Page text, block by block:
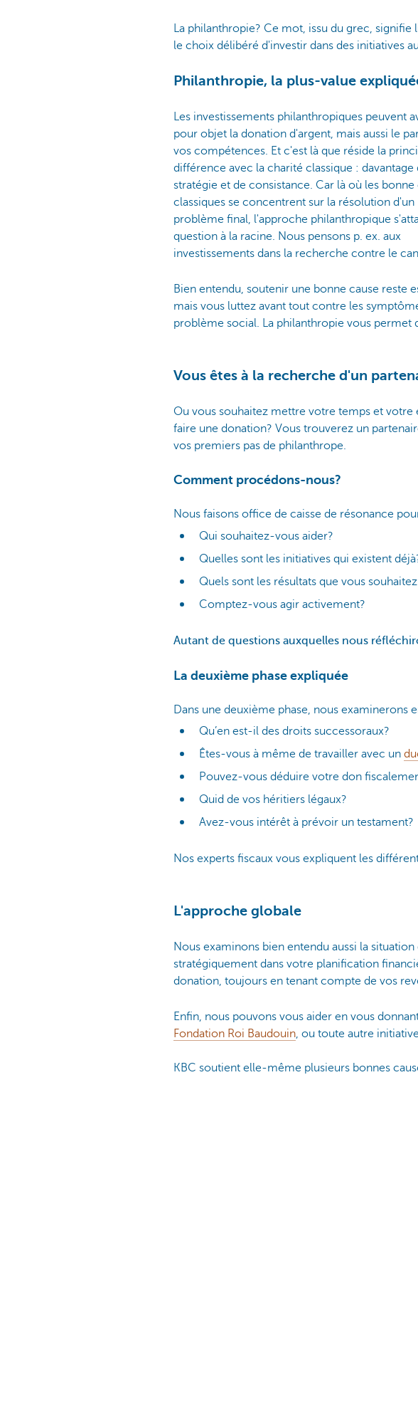
La philanthropie? Ce mot, issu du grec,
le choix délibéré d'investir dans des initiatives
Philanthropie, la plus-value
Les investissements philanthropiques peuvent
pour objet la donation d'argent, mais aussi le
vos compétences. Et c'est là que réside la
différence avec la charité classique : davantage
stratégie et de consistance. Car là où les bonne
classiques se concentrent sur la résolution d'un
problème final, l'approche philanthropique
question à la racine. Nous pensons p. ex. aux
investissements dans la recherche contre le
Bien entendu, soutenir une bonne cause reste
mais vous luttez avant tout contre les
problème social. La philanthropie vous
Vous êtes à la recherche d'un
Ou vous souhaitez mettre votre temps et votre
faire une donation? Vous trouverez un
vos premiers pas de philanthrope.
Comment procédons-nous?
Nous faisons office de caisse de résonance
Qui souhaitez-vous aider?
Quelles sont les initiatives qui existent
Quels sont les résultats que vous
Comptez-vous agir activement?
Autant de questions auxquelles nous
La deuxième phase expliquée
Dans une deuxième phase, nous examinerons
Qu’en est-il des droits successoraux?
Êtes-vous à même de travailler avec un
Pouvez-vous déduire votre don
Quid de vos héritiers légaux?
Avez-vous intérêt à prévoir un testament?
Nos experts fiscaux vous expliquent les
L'approche globale
Nous examinons bien entendu aussi la
stratégiquement dans votre planification
donation, toujours en tenant compte de vos
Enfin, nous pouvons vous aider en vous
Fondation Roi Baudouin, ou toute autre
KBC soutient elle-même plusieurs bonnes